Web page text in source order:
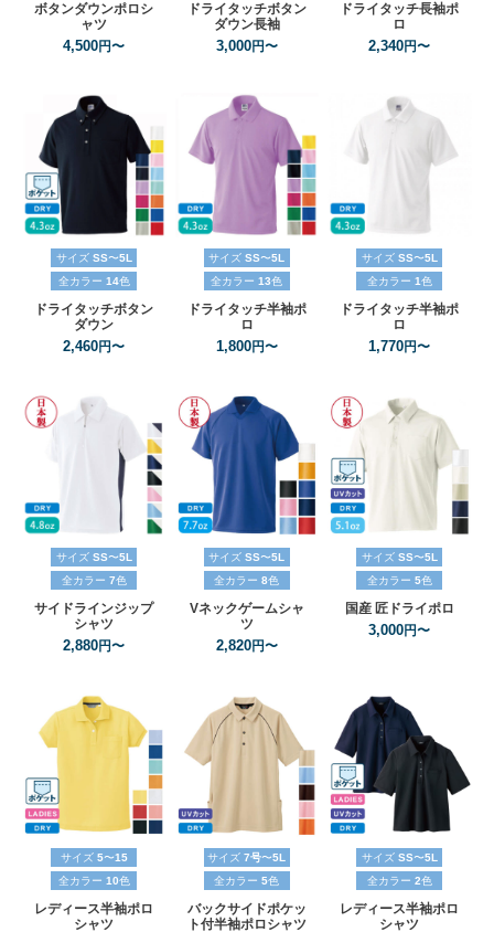
ボタンダウンポロシ
ャツ
4,500円〜
ドライタッチボタン
ダウン長袖
3,000円〜
ドライタッチ長袖ポ
ロ
2,340円〜
サイズ SS〜5L
全カラー 14色
ドライタッチボタン
ダウン
2,460円〜
サイズ SS〜5L
全カラー 13色
ドライタッチ半袖ポ
ロ
1,800円〜
サイズ SS〜5L
全カラー 1色
ドライタッチ半袖ポ
ロ
1,770円〜
サイズ SS〜5L
全カラー 7色
サイドラインジップ
シャツ
2,880円〜
サイズ SS〜5L
全カラー 8色
Vネックゲームシャ
ツ
2,820円〜
サイズ SS〜5L
全カラー 5色
国産 匠ドライポロ
3,000円〜
サイズ 5〜15
全カラー 10色
レディース半袖ポロ
シャツ
サイズ 7号〜5L
全カラー 5色
バックサイドポケッ
ト付半袖ポロシャツ
サイズ SS〜5L
全カラー 2色
レディース半袖ポロ
シャツ